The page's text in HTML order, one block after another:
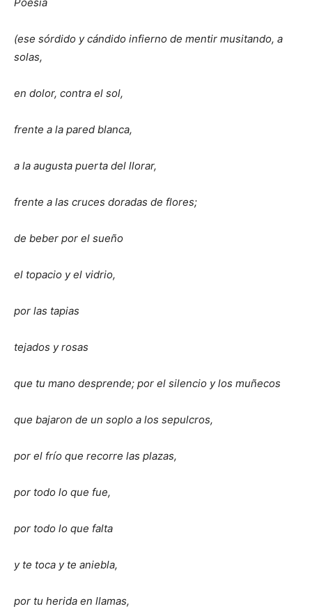
(ese sórdido y cándido infierno de mentir musitando, a
solas,
en dolor, contra el sol,
frente a la pared blanca,
a la augusta puerta del llorar,
frente a las cruces doradas de flores;
de beber por el sueño
el topacio y el vidrio,
por las tapias
tejados y rosas
que tu mano desprende; por el silencio y los muñecos
que bajaron de un soplo a los sepulcros,
por el frío que recorre las plazas,
por todo lo que fue,
por todo lo que falta
y te toca y te aniebla,
por tu herida en llamas,